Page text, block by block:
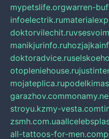
mypetslife.orgwarren-
infoelectrik.ru
doktorvilechit.ru
manikjurinfo.ru
doktoradvice.ru
otopleniehouse.ru
mojateplica.ru
garazhov.com
stroyu.kzmy-vesta.com
zsmh.com.ua
all-tattoos-for-men.com